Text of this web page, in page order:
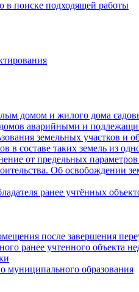
в поиске подходящей работы
домом и жилого дома
аварийными и
земельных участков и
в составе таких земель из
от предельных
Об освобождении
ранее учтённых
после завершения
ранее учтенного объекта
муниципального образования